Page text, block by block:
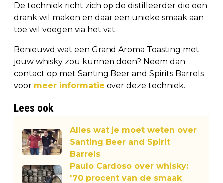
De techniek richt zich op de distilleerder die een
drank wil maken en daar een unieke smaak aan
toe wil voegen via het vat.
Benieuwd wat een Grand Aroma Toasting met
jouw whisky zou kunnen doen? Neem dan
contact op met Santing Beer and Spirits Barrels
voor meer informatie over deze techniek.
Lees ook
Alles wat je moet weten over
Santing Beer and Spirit
Barrels
Paulo Cardoso over whisky:
'70 procent van de smaak